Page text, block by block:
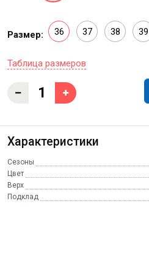
Размер: 36 37 38 39
Таблица размеров
Характеристики
Сезоны
Цвет
Верх
Подклад